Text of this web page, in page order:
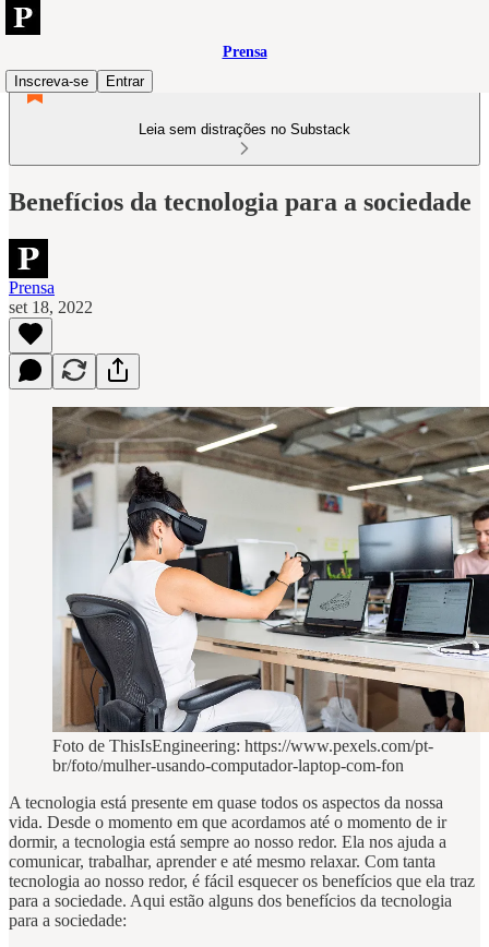
Prensa
Inscreva-se
Entrar
Leia sem distrações no Substack
Benefícios da tecnologia para a sociedade
Prensa
set 18, 2022
Foto de ThisIsEngineering: https://www.pexels.com/pt-
br/foto/mulher-usando-computador-laptop-com-fon
A tecnologia está presente em quase todos os aspectos da nossa
vida. Desde o momento em que acordamos até o momento de ir
dormir, a tecnologia está sempre ao nosso redor. Ela nos ajuda a
comunicar, trabalhar, aprender e até mesmo relaxar. Com tanta
tecnologia ao nosso redor, é fácil esquecer os benefícios que ela traz
para a sociedade. Aqui estão alguns dos benefícios da tecnologia
para a sociedade: